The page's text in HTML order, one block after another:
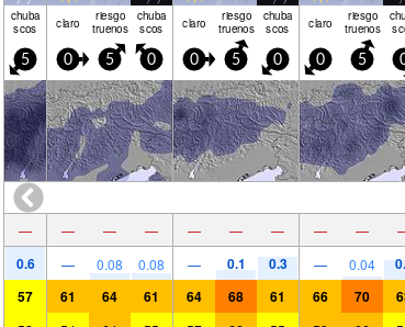
chuba
scos claro riesgo
truenos
chuba
scos claro riesgo
truenos
chuba
scos claro riesgo
truenos
5 0 5 0 0 5 0 0 5
— — — — — — — — —
0.6 — 0.08 0.08 — 0.1 0.3 — 0.04
57 61 64 61 64 68 61 66 70